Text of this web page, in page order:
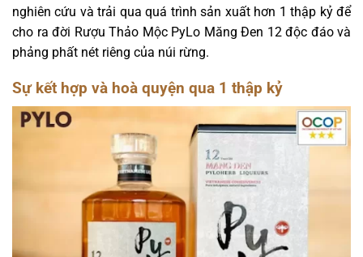
nghiên cứu và trải qua quá trình sản xuất hơn 1 thập kỷ để
cho ra đời Rượu Thảo Mộc PyLo Măng Đen 12 độc đáo và
phảng phất nét riêng của núi rừng.
Sự kết hợp và hoà quyện qua 1 thập kỷ